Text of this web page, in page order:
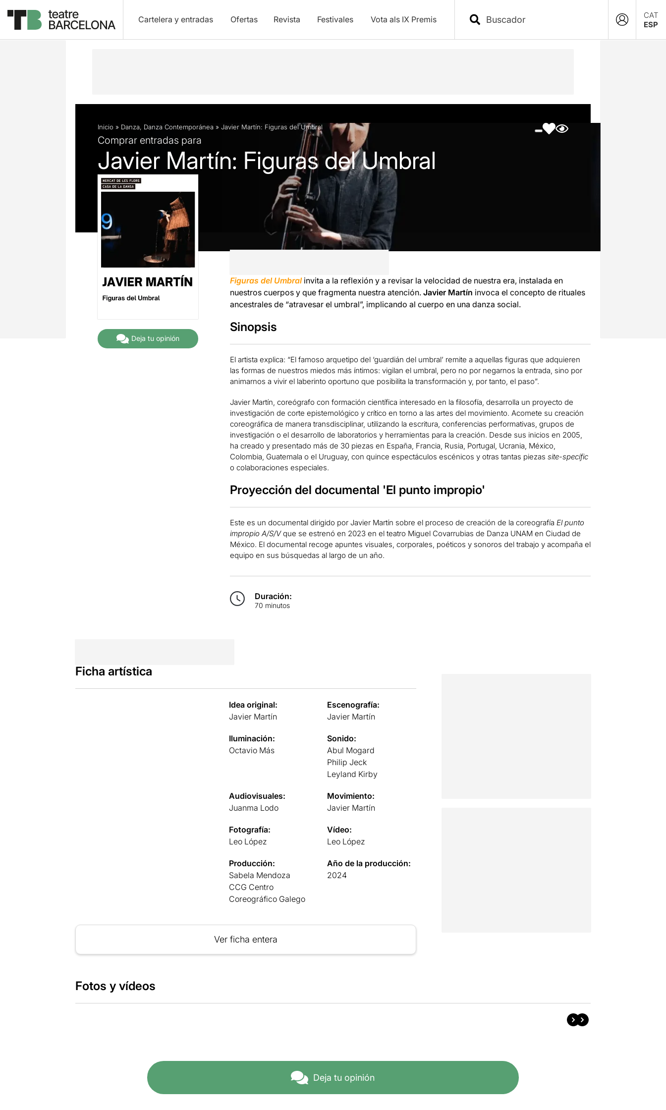
Cartelera y entradas Ofertas Revista Festivales Vota als IX Premis
CAT
ESP
Descripción Ficha artística Fotos y vídeos
Inicio » Danza, Danza Contemporánea » Javier Martín: Figuras del Umbral
Comprar entradas para
Javier Martín: Figuras del Umbral
Deja tu opinión
Figuras del Umbral invita a la reflexión y a revisar la velocidad de nuestra era, instalada en
nuestros cuerpos y que fragmenta nuestra atención. Javier Martín invoca el concepto de rituales
ancestrales de “atravesar el umbral”, implicando al cuerpo en una danza social.
Sinopsis
El artista explica: “El famoso arquetipo del ‘guardián del umbral’ remite a aquellas figuras que adquieren
las formas de nuestros miedos más íntimos: vigilan el umbral, pero no por negarnos la entrada, sino por
animarnos a vivir el laberinto oportuno que posibilita la transformación y, por tanto, el paso”.
Javier Martín, coreógrafo con formación científica interesado en la filosofía, desarrolla un proyecto de
investigación de corte epistemológico y crítico en torno a las artes del movimiento. Acomete su creación
coreográfica de manera transdisciplinar, utilizando la escritura, conferencias performativas, grupos de
investigación o el desarrollo de laboratorios y herramientas para la creación. Desde sus inicios en 2005,
ha creado y presentado más de 30 piezas en España, Francia, Rusia, Portugal, Ucrania, México,
Colombia, Guatemala o el Uruguay, con quince espectáculos escénicos y otras tantas piezas site-specífic
o colaboraciones especiales.
Proyección del documental 'El punto impropio'
Este es un documental dirigido por Javier Martín sobre el proceso de creación de la coreografía El punto
impropio A/S/Vque se estrenó en 2023 en el teatro Miguel Covarrubias de Danza UNAM en Ciudad de
México. El documental recoge apuntes visuales, corporales, poéticos y sonoros del trabajo y acompaña el
equipo en sus búsquedas al largo de un año.
Duración:
70 minutos
Ficha artística
Idea original:
Javier Martín
Escenografía:
Javier Martín
Iluminación:
Octavio Más
Sonido:
Abul Mogard
Philip Jeck
Leyland Kirby
Audiovisuales:
Juanma Lodo
Movimiento:
Javier Martín
Fotografía:
Leo López
Vídeo:
Leo López
Producción:
Sabela Mendoza
CCG Centro
Coreográfico Galego
Año de la producción:
2024
Ver ficha entera
Fotos y vídeos
Deja tu opinión